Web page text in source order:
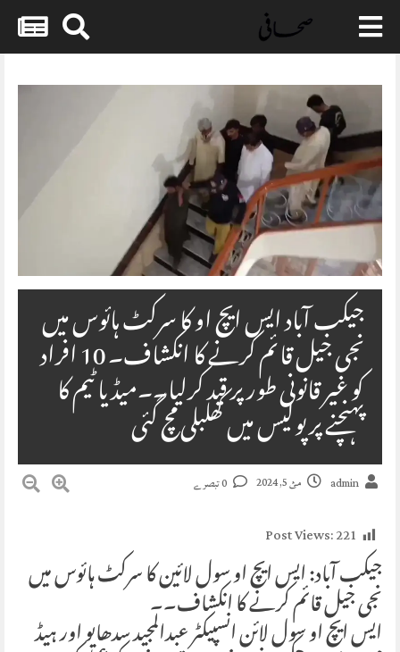
Skip
content
جیکب آباد ایس ایچ او کا سرکٹ ہائوس میں
نجی جیل قائم کرنے کا انکشاف۔ 10 افرادکو غیر قانونی طور پر قید کرلیا۔۔میڈیا ٹیم کا
پہنچنے پر پولیس میں کھلبلی مچ گئی
admin مئ 5, 2024
Post Views:221
جیکب آباد: ایس ایچ او سول لائین کا سرکٹ ہائوس میں
نجی جیل قائم کرنے کا انکشاف۔۔
ایس ایچ او سول لائن انسپیکٹر عبدالمجید سدھایو اور ہیڈ